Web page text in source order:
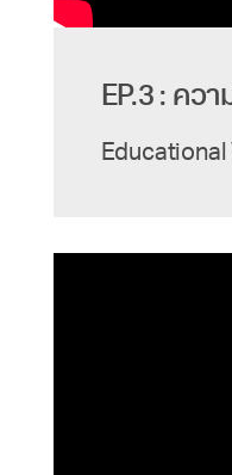
EP.3 : คว
Educational